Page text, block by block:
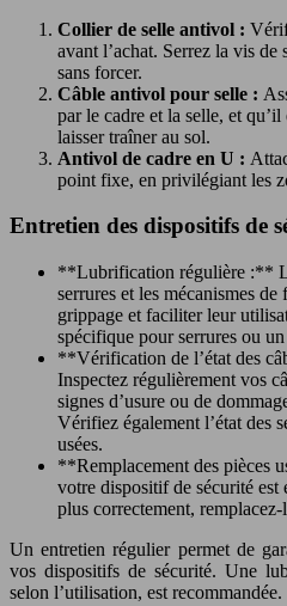
Collier de selle antivol :
avant l’achat. Serrez la vis de
sans forcer.
Câble antivol pour selle :
par le cadre et la selle, et
laisser traîner au sol.
Antivol de cadre en U :
point fixe, en privilégiant les
Entretien des dispositifs de
**Lubrification régulière :**
serrures et les mécanismes
grippage et faciliter leur
spécifique pour serrures ou
**Vérification de l’état des
Inspectez régulièrement vos
signes d’usure ou de
Vérifiez également l’état des
usées.
**Remplacement des pièces
votre dispositif de sécurité
plus correctement,
Un entretien régulier permet de
vos dispositifs de sécurité. Une
selon l’utilisation, est recommandée.